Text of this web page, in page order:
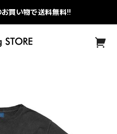
買い物で送料無料!!